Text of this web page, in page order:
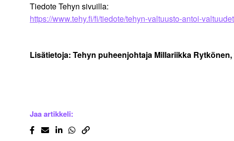
Tiedote Tehyn sivuilla:
https://www.tehy.fi/fi/tiedote/tehyn-valtuusto-antoi-
Lisätietoja: Tehyn puheenjohtaja Millariikka
Jaa artikkeli: